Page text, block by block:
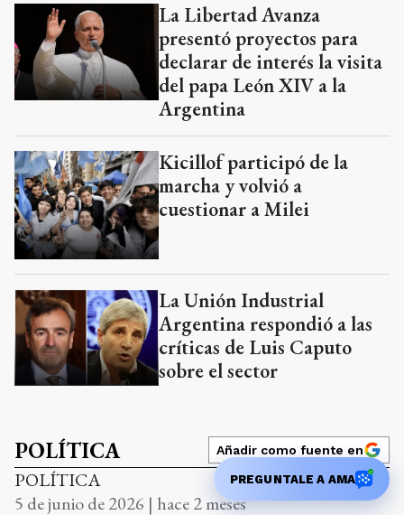
La Libertad Avanza
presentó proyectos para
declarar de interés la visita
del papa León XIV a la
Argentina
Kicillof participó de la
marcha y volvió a
cuestionar a Milei
La Unión Industrial
Argentina respondió a las
críticas de Luis Caputo
sobre el sector
POLÍTICA Añadir como fuente en
POLÍTICA
5 de junio de 2026 | hace 2 meses
PREGUNTALE A AMA